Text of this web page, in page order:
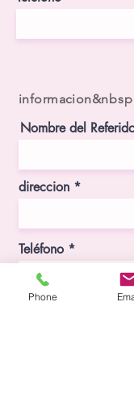
informacion
Nombre del
direccion
Teléfono
Phone